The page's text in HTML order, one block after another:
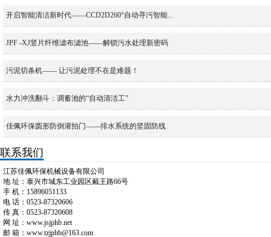
开启智能清洁新时代——CCD2D260°自动寻污智能...
JPF -XJ竖片纤维滤布滤池——解锁污水处理新密码
污泥切条机—— 让污泥处理不在是难题！
水力冲洗翻斗：调蓄池的“自动清洁工”
佳佩环保圆形防倒灌拍门——排水系统的坚固防线
联系我们
江苏佳佩环保机械设备有限公司
地 址：泰兴市城东工业园区戴王路66号
手 机：15896051133
电 话：0523-87320606
传 真：0523-87320608
网 址：www.jsjphb.net
邮 箱：www.tzjphb@163.com